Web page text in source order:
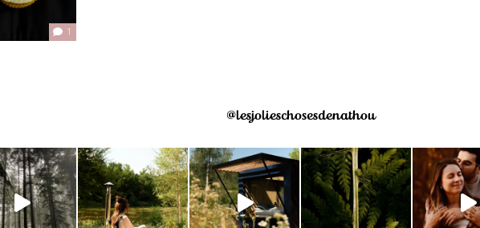
1
@lesjolieschosesdenathou